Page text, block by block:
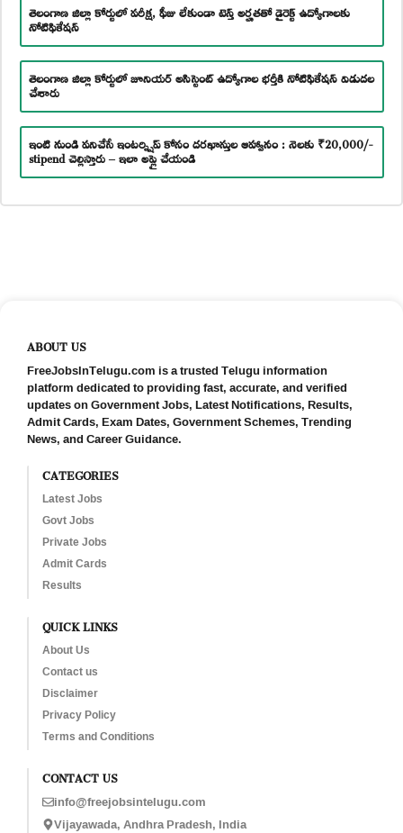
తెలంగాణ జిల్లా కోర్టులో పరీక్ష, ఫీజు లేకుండా టెన్త్ అర్హతతో డైరెక్ట్ ఉద్యోగాలకు
నోటిఫికేషన్
తెలంగాణ జిల్లా కోర్టులో జూనియర్ అసిస్టెంట్ ఉద్యోగాల భర్తీకి నోటిఫికేషన్ విడుదల
చేశారు
ఇంటి నుండి పనిచేసే ఇంటర్న్షిప్ కోసం దరఖాస్తుల ఆహ్వానం : నెలకు ₹20,000/-
stipend చెల్లిస్తారు – ఇలా అప్లై చేయండి
ABOUT US
FreeJobsInTelugu.com is a trusted Telugu information
platform dedicated to providing fast, accurate, and verified
updates on Government Jobs, Latest Notifications, Results,
Admit Cards, Exam Dates, Government Schemes, Trending
News, and Career Guidance.
CATEGORIES
Latest Jobs
Govt Jobs
Private Jobs
Admit Cards
Results
QUICK LINKS
About Us
Contact us
Disclaimer
Privacy Policy
Terms and Conditions
CONTACT US
info@freejobsintelugu.com
Vijayawada, Andhra Pradesh, India